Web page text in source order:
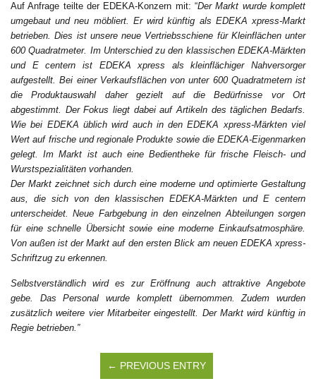
Auf Anfrage teilte der EDEKA-Konzern mit: “Der Markt wurde komplett
umgebaut und neu möbliert. Er wird künftig als EDEKA xpress-Markt
betrieben. Dies ist unsere neue Vertriebsschiene für Kleinflächen unter
600 Quadratmeter. Im Unterschied zu den klassischen EDEKA-Märkten
und E centern ist EDEKA xpress als kleinflächiger Nahversorger
aufgestellt. Bei einer Verkaufsflächen von unter 600 Quadratmetern ist
die Produktauswahl daher gezielt auf die Bedürfnisse vor Ort
abgestimmt. Der Fokus liegt dabei auf Artikeln des täglichen Bedarfs.
Wie bei EDEKA üblich wird auch in den EDEKA xpress-Märkten viel
Wert auf frische und regionale Produkte sowie die EDEKA-Eigenmarken
gelegt. Im Markt ist auch eine Bedientheke für frische Fleisch- und
Wurstspezialitäten vorhanden.
Der Markt zeichnet sich durch eine moderne und optimierte Gestaltung
aus, die sich von den klassischen EDEKA-Märkten und E centern
unterscheidet. Neue Farbgebung in den einzelnen Abteilungen sorgen
für eine schnelle Übersicht sowie eine moderne Einkaufsatmosphäre.
Von außen ist der Markt auf den ersten Blick am neuen EDEKA xpress-
Schriftzug zu erkennen.
Selbstverständlich wird es zur Eröffnung auch attraktive Angebote
gebe. Das Personal wurde komplett übernommen. Zudem wurden
zusätzlich weitere vier Mitarbeiter eingestellt. Der Markt wird künftig in
Regie betrieben.”
← PREVIOUS ENTRY